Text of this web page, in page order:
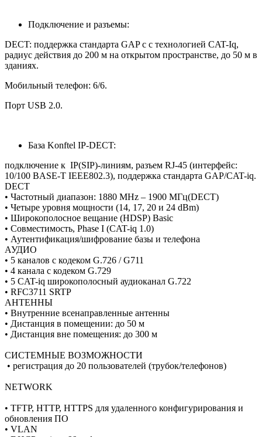
Подключение и разъемы:
DECT: поддержка стандарта GAP c с технологией CAT-Iq,
радиус действия до 200 м на открытом пространстве, до 50 м в
зданиях.
Мобильный телефон: 6/6.
Порт USB 2.0.
База Konftel IP-DECT:
подключение к IP(SIP)-линиям, разъем RJ-45 (интерфейс:
10/100 BASE-T IEEE802.3), поддержка стандарта GAP/CAT-iq.
DECT
• Частотный диапазон: 1880 MHz – 1900 МГц(DECT)
• Четыре уровня мощности (14, 17, 20 и 24 dBm)
• Широкополосное вещание (HDSP) Basic
• Совместимость, Phase I (CAT-iq 1.0)
• Аутентификация/шифрование базы и телефона
АУДИО
• 5 каналов с кодеком G.726 / G711
• 4 канала с кодеком G.729
• 5 CAT-iq широкополосный аудиоканал G.722
• RFC3711 SRTP
АНТЕННЫ
• Внутренние всенаправленные антенны
• Дистанция в помещении: до 50 м
• Дистанция вне помещения: до 300 м
СИСТЕМНЫЕ ВОЗМОЖНОСТИ
• регистрация до 20 пользователей (трубок/телефонов)
NETWORK
• TFTP, HTTP, HTTPS для удаленного конфигурирования и
обновления ПО
• VLAN